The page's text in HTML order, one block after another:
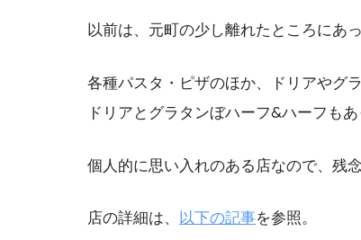
以前は、元町の少し離れたところにあ
各種パスタ・ピザのほか、ドリアやグラ
ドリアとグラタンぼハーフ&ハーフもあ
個人的に思い入れのある店なので、残念
店の詳細は、 以下の記事を参照。